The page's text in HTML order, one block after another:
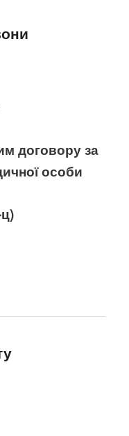
договору за
особи